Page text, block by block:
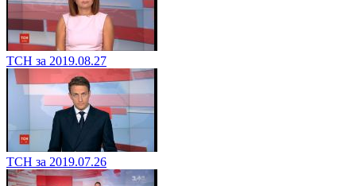
ТСН за 2019.08.27
ТСН за 2019.07.26